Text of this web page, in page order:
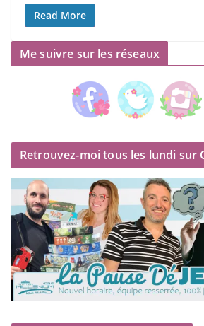
Read More
Me suivre sur les réseaux
Retrouvez-moi tous les lundi sur